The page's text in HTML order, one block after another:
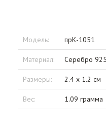
Модель: прК-1051
Материал: Серебро
Размеры: 2.4 x 1.2 см
Вес: 1.09 грамма